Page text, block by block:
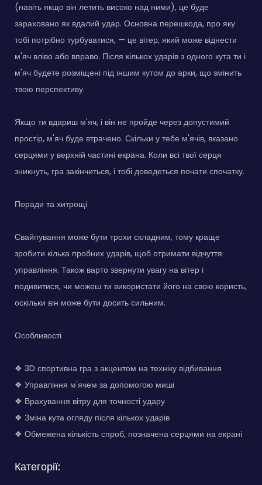
(навіть якщо він летить високо над ними), це буде
зараховано як вдалий удар. Основна перешкода, про яку
тобі потрібно турбуватися, — це вітер, який може віднести
м'яч вліво або вправо. Після кількох ударів з одного кута ти і
м'яч будете розміщені під іншим кутом до арки, що змінить
твою перспективу.
Якщо ти вдариш м'яч, і він не пройде через допустимий
простір, м'яч буде втрачено. Скільки у тебе м'ячів, вказано
серцями у верхній частині екрана. Коли всі твої серця
зникнуть, гра закінчиться, і тобі доведеться почати спочатку.
Поради та хитрощі
Свайпування може бути трохи складним, тому краще
зробити кілька пробних ударів, щоб отримати відчуття
управління. Також варто звернути увагу на вітер і
подивитися, чи можеш ти використати його на свою користь,
оскільки він може бути досить сильним.
Особливості
❖ 3D спортивна гра з акцентом на техніку відбивання
❖ Управління м'ячем за допомогою миші
❖ Врахування вітру для точності удару
❖ Зміна кута огляду після кількох ударів
❖ Обмежена кількість спроб, позначена серцями на екрані
Категорії: